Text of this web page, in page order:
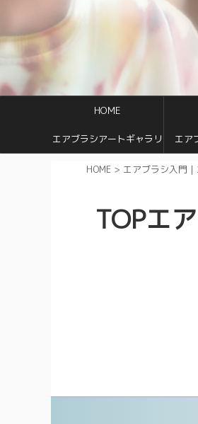
HOME
エアブラシアートギャラリ
ー
エア
HOME > エアブラシ入門
TOPエ